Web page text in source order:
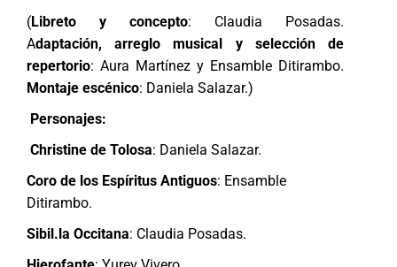
(Libreto y concepto: Claudia Posadas.
Adaptación, arreglo musical y selección de
repertorio: Aura Martínez y Ensamble Ditirambo.
Montaje escénico: Daniela Salazar.)
Personajes:
Christine de Tolosa: Daniela Salazar.
Coro de los Espíritus Antiguos: Ensamble
Ditirambo.
Sibil.la Occitana: Claudia Posadas.